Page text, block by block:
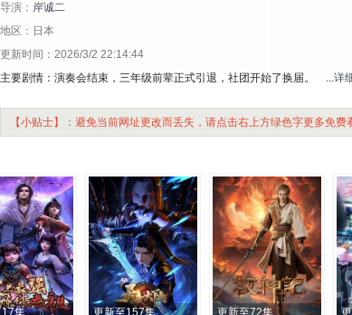
导演： 岸诚二
地区：日本
更新时间：2026/3/2 22:14:44
主要剧情：演奏会结束，三年级前辈正式引退，社团开始了换届。 ...详
【小贴士】：避免当前网址更改而丢失，请点击右上方绿色字更多免费
集 更新至157集 更新至72集